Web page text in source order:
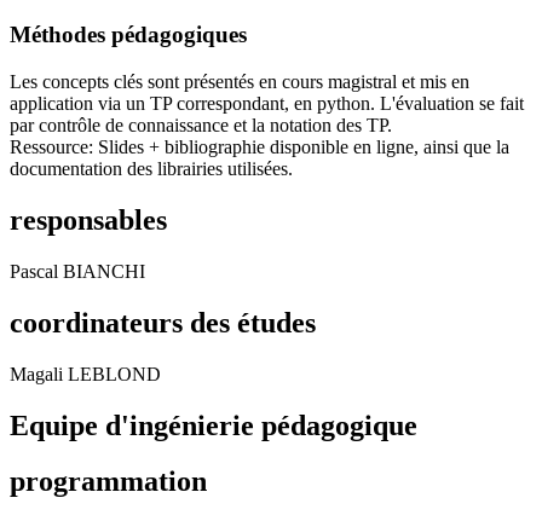
Méthodes pédagogiques
Les concepts clés sont présentés en cours magistral et mis en
application via un TP correspondant, en python. L'évaluation se fait
par contrôle de connaissance et la notation des TP.
Ressource: Slides + bibliographie disponible en ligne, ainsi que la
documentation des librairies utilisées.
responsables
Pascal BIANCHI
coordinateurs des études
Magali LEBLOND
Equipe d'ingénierie pédagogique
programmation